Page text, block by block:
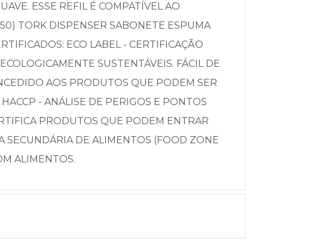
ESSE REFIL É COMPATÍVEL AO
TORK DISPENSER SABONETE ESPUMA
ECO LABEL - CERTIFICAÇÃO
SUSTENTÁVEIS. FÁCIL DE
AOS PRODUTOS QUE PODEM SER
- ANÁLISE DE PERIGOS E PONTOS
PRODUTOS QUE PODEM ENTRAR
SECUNDÁRIA DE ALIMENTOS (FOOD ZONE
ALIMENTOS.